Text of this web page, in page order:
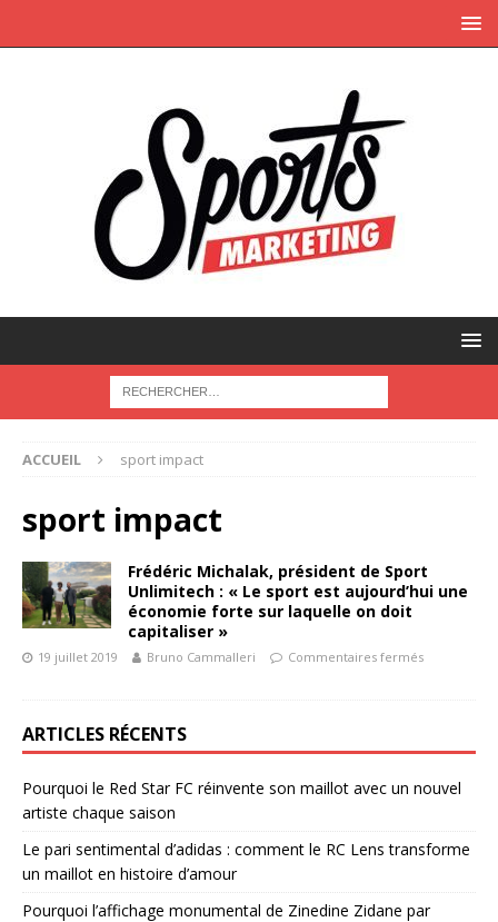
ACCUEIL sport impact
sport impact
Frédéric Michalak, président de Sport
Unlimitech : « Le sport est aujourd’hui une
économie forte sur laquelle on doit
capitaliser »
19 juillet 2019 Bruno Cammalleri Commentaires fermés
ARTICLES RÉCENTS
Pourquoi le Red Star FC réinvente son maillot avec un nouvel
artiste chaque saison
Le pari sentimental d’adidas : comment le RC Lens transforme
un maillot en histoire d’amour
Pourquoi l’affichage monumental de Zinedine Zidane par